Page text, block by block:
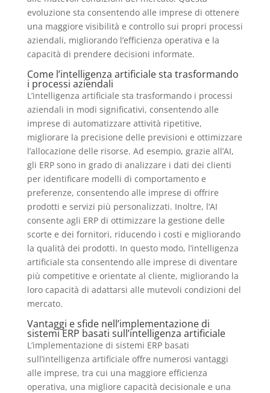
evoluzione sta consentendo alle imprese di ottenere
una maggiore visibilità e controllo sui propri processi
aziendali, migliorando l’efficienza operativa e la
capacità di prendere decisioni informate.
Come l’intelligenza artificiale sta trasformando
i processi aziendali
L’intelligenza artificiale sta trasformando i processi
aziendali in modi significativi, consentendo alle
imprese di automatizzare attività ripetitive,
migliorare la precisione delle previsioni e ottimizzare
l’allocazione delle risorse. Ad esempio, grazie all’AI,
gli ERP sono in grado di analizzare i dati dei clienti
per identificare modelli di comportamento e
preferenze, consentendo alle imprese di offrire
prodotti e servizi più personalizzati. Inoltre, l’AI
consente agli ERP di ottimizzare la gestione delle
scorte e dei fornitori, riducendo i costi e migliorando
la qualità dei prodotti. In questo modo, l’intelligenza
artificiale sta consentendo alle imprese di diventare
più competitive e orientate al cliente, migliorando la
loro capacità di adattarsi alle mutevoli condizioni del
mercato.
Vantaggi e sfide nell’implementazione di
sistemi ERP basati sull’intelligenza artificiale
L’implementazione di sistemi ERP basati
sull’intelligenza artificiale offre numerosi vantaggi
alle imprese, tra cui una maggiore efficienza
operativa, una migliore capacità decisionale e una